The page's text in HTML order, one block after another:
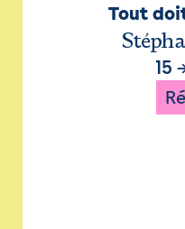
Tout
15